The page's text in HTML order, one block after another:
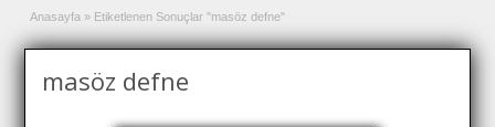
Anasayfa » Etiketlenen Sonuçlar "masöz defne"
masöz defne